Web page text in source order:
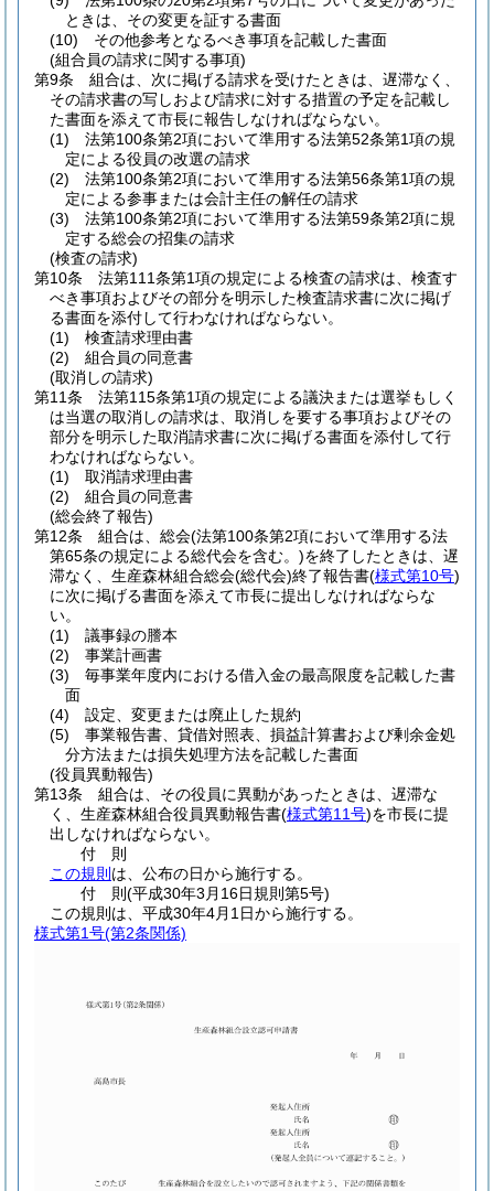
ときは、その変更を証する書面
(10)
その他参考となるべき事項を記載した書面
(組合員の請求に関する事項)
第9条
組合は、次に掲げる請求を受けたときは、遅滞なく、
その請求書の写しおよび請求に対する措置の予定を記載し
た書面を添えて市長に報告しなければならない。
(1)
法第100条第2項において準用する法第52条第1項の規
定による役員の改選の請求
(2)
法第100条第2項において準用する法第56条第1項の規
定による参事または会計主任の解任の請求
(3)
法第100条第2項において準用する法第59条第2項に規
定する総会の招集の請求
(検査の請求)
第10条
法第111条第1項の規定による検査の請求は、検査す
べき事項およびその部分を明示した検査請求書に次に掲げ
る書面を添付して行わなければならない。
(1)
検査請求理由書
(2)
組合員の同意書
(取消しの請求)
第11条
法第115条第1項の規定による議決または選挙もしく
は当選の取消しの請求は、取消しを要する事項およびその
部分を明示した取消請求書に次に掲げる書面を添付して行
わなければならない。
(1)
取消請求理由書
(2)
組合員の同意書
(総会終了報告)
第12条
組合は、総会(法第100条第2項において準用する法
第65条の規定による総代会を含む。)を終了したときは、遅
滞なく、生産森林組合総会(総代会)終了報告書(様式第10号)
に次に掲げる書面を添えて市長に提出しなければならな
い。
(1)
議事録の謄本
(2)
事業計画書
(3)
毎事業年度内における借入金の最高限度を記載した書
面
(4)
設定、変更または廃止した規約
(5)
事業報告書、貸借対照表、損益計算書および剰余金処
分方法または損失処理方法を記載した書面
(役員異動報告)
第13条
組合は、その役員に異動があったときは、遅滞な
く、生産森林組合役員異動報告書(様式第11号)を市長に提
出しなければならない。
付 則
この規則 は、公布の日から施行する。
付 則(平成30年3月16日規則第5号)
この規則は、平成30年4月1日から施行する。
様式第1号(第2条関係)